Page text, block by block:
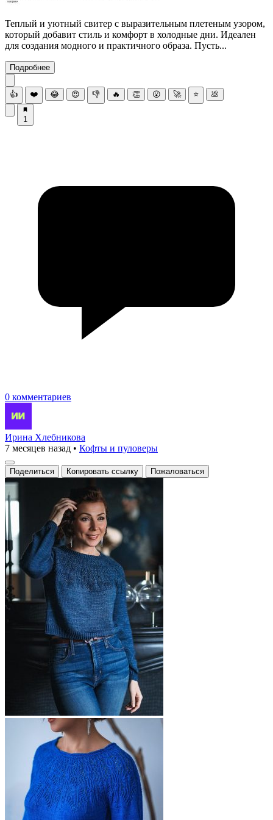
Теплый и уютный свитер с выразительным плетеным узором,
который добавит стиль и комфорт в холодные дни. Идеален
для создания модного и практичного образа. Пусть...
Подробнее
👍 ❤️ 😂 😍 👎 🔥 👏 😮 🚀 ⭐ 💩
1
0 комментариев
Ирина Хлебникова
7 месяцев назад • Кофты и пуловеры
Поделиться Копировать ссылку Пожаловаться